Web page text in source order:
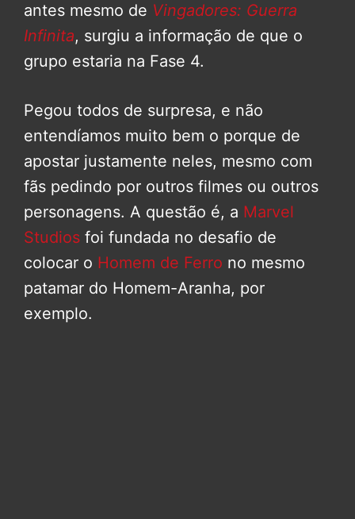
antes mesmo de Vingadores: Guerra
Infinita, surgiu a informação de que o
grupo estaria na Fase 4.
Pegou todos de surpresa, e não
entendíamos muito bem o porque de
apostar justamente neles, mesmo com
fãs pedindo por outros filmes ou outros
personagens. A questão é, a Marvel
Studios foi fundada no desafio de
colocar o Homem de Ferro no mesmo
patamar do Homem-Aranha, por
exemplo.